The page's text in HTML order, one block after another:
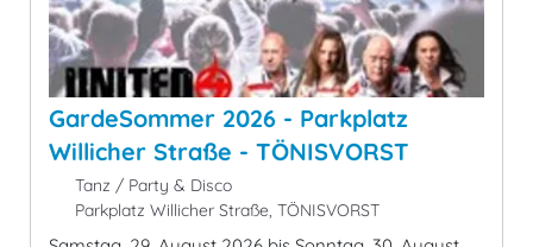
GardeSommer 2026 - Parkplatz
Willicher Straße - TÖNISVORST
Tanz / Party & Disco
Parkplatz Willicher Straße, TÖNISVORST